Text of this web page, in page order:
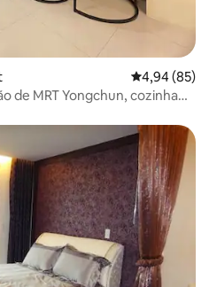
4,94 de uma
4,94 (85)
de MRT Yongchun, cozinha